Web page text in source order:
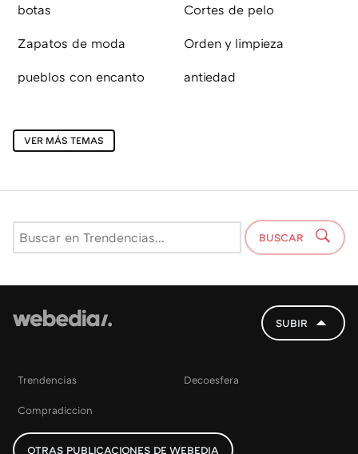
botas Cortes de pelo
Zapatos de moda Orden y limpieza
pueblos con encanto antiedad
VER MÁS TEMAS
BUSCAR
SUBIR
Trendencias Decoesfera
Compradiccion
OTRAS PUBLICACIONES DE WEBEDIA